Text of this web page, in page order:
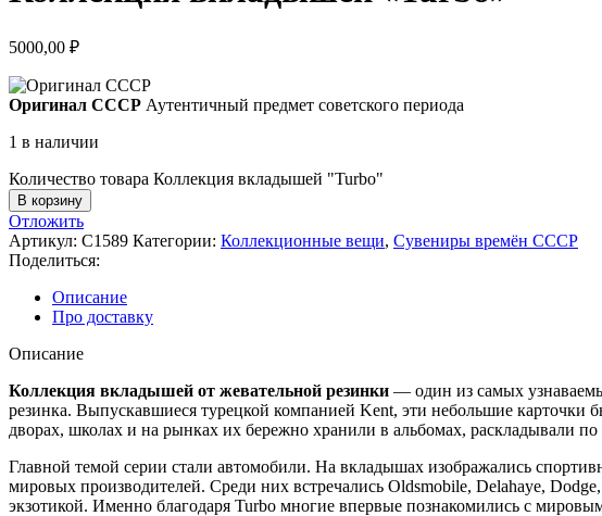
5000,00 ₽
Оригинал СССР Аутентичный предмет советского периода
1 в наличии
Количество товара Коллекция вкладышей "Turbo"
В корзину
Отложить
Артикул: С1589 Категории: Коллекционные вещи, Сувениры времён СССР
Поделиться:
Описание
Про доставку
Описание
Коллекция вкладышей от жевательной резинки — один из самых
резинка. Выпускавшиеся турецкой компанией Kent, эти небольшие карточки
дворах, школах и на рынках их бережно хранили в альбомах, раскладывали
Главной темой серии стали автомобили. На вкладышах изображались
мировых производителей. Среди них встречались Oldsmobile, Delahaye,
экзотикой. Именно благодаря Turbo многие впервые познакомились с